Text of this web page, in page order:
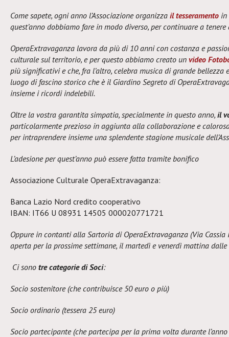
Come sapete, ogni anno l’Associazione organizza il tesseramento in
quest’anno dobbiamo fare in modo diverso, per continuare a
OperaExtravaganza lavora da più di 10 anni con costanza e
culturale sul territorio, e per questo abbiamo creato un video
più significativi e che, fra l’altro, celebra musica di grande
luogo di fascino storico che è il Giardino Segreto di
insieme i ricordi indelebili.
Oltre la vostra garantita simpatia, specialmente in questo anno, il
particolarmente prezioso in aggiunta alla collaborazione e
per intraprendere insieme una splendente stagione musicale
L’adesione per quest’anno può essere fatta tramite bonifico
Associazione Culturale OperaExtravaganza:
Banca Lazio Nord credito cooperativo
IBAN: IT66 U 08931 14505 000020771721
Oppure in contanti alla Sartoria di OperaExtravaganza (Via Cassia
aperta per la prossime settimane, il martedì e venerdì mattina
Ci sono tre categorie di Soci:
Socio sostenitore (che contribuisce 50 euro o più)
Socio ordinario (tessera 25 euro)
Socio partecipante (che partecipa per la prima volta durante